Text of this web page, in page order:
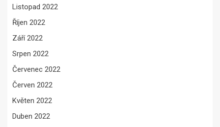
Listopad 2022
Říjen 2022
Září 2022
Srpen 2022
Červenec 2022
Červen 2022
Květen 2022
Duben 2022